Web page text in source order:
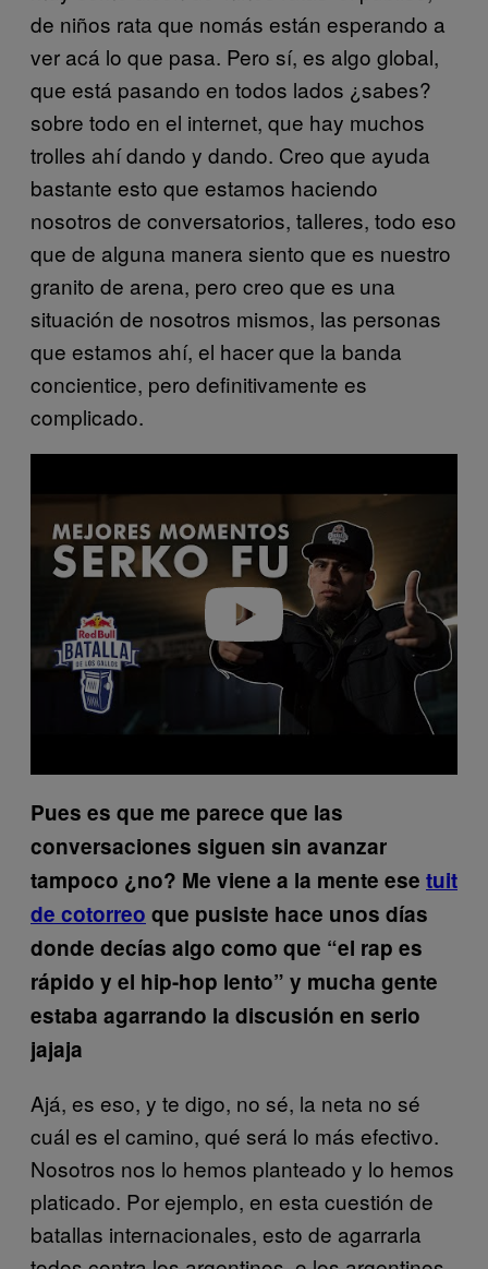
de niños rata que nomás están esperando a
ver acá lo que pasa. Pero sí, es algo global,
que está pasando en todos lados ¿sabes?
sobre todo en el internet, que hay muchos
trolles ahí dando y dando. Creo que ayuda
bastante esto que estamos haciendo
nosotros de conversatorios, talleres, todo eso
que de alguna manera siento que es nuestro
granito de arena, pero creo que es una
situación de nosotros mismos, las personas
que estamos ahí, el hacer que la banda
concientice, pero definitivamente es
complicado.
Play video
Pues es que me parece que las
conversaciones siguen sin avanzar
tampoco ¿no? Me viene a la mente ese tuit
de cotorreo que pusiste hace unos días
donde decías algo como que “el rap es
rápido y el hip-hop lento” y mucha gente
estaba agarrando la discusión en serio
jajaja
Ajá, es eso, y te digo, no sé, la neta no sé
cuál es el camino, qué será lo más efectivo.
Nosotros nos lo hemos planteado y lo hemos
platicado. Por ejemplo, en esta cuestión de
batallas internacionales, esto de agarrarla